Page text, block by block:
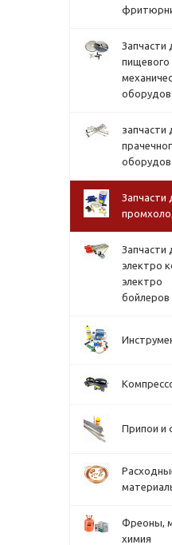
Запчасти
пищевого
запчасти
Запчасти
Запчасти
электро
электро
бойлеров
Припои и
Фреоны,
химия